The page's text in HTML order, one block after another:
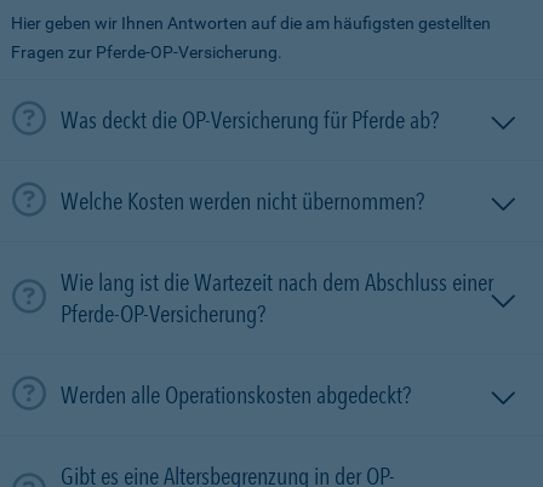
Hier geben wir Ihnen Antworten auf die am häufigsten gestellten
Fragen zur Pferde-OP-Versicherung.
Was deckt die OP-Versicherung für Pferde ab?
Welche Kosten werden nicht übernommen?
Wie lang ist die Wartezeit nach dem Abschluss einer
Pferde-OP-Versicherung?
Werden alle Operationskosten abgedeckt?
Gibt es eine Altersbegrenzung in der OP-